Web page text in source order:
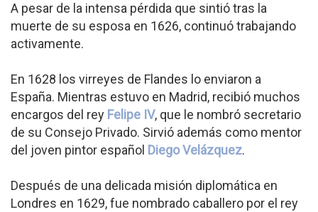
A pesar de la intensa pérdida que sintió tras la
muerte de su esposa en 1626, continuó trabajando
activamente.
En 1628 los virreyes de Flandes lo enviaron a
España. Mientras estuvo en Madrid, recibió muchos
encargos del rey Felipe IV, que le nombró secretario
de su Consejo Privado. Sirvió además como mentor
del joven pintor español Diego Velázquez.
Después de una delicada misión diplomática en
Londres en 1629, fue nombrado caballero por el rey